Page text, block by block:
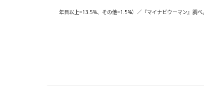
年目以上=13.5%、その他=1.5%）／『マイナビウーマン』調べ